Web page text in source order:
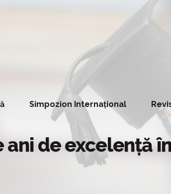
Simpozion Internațional
ani de excelenţă